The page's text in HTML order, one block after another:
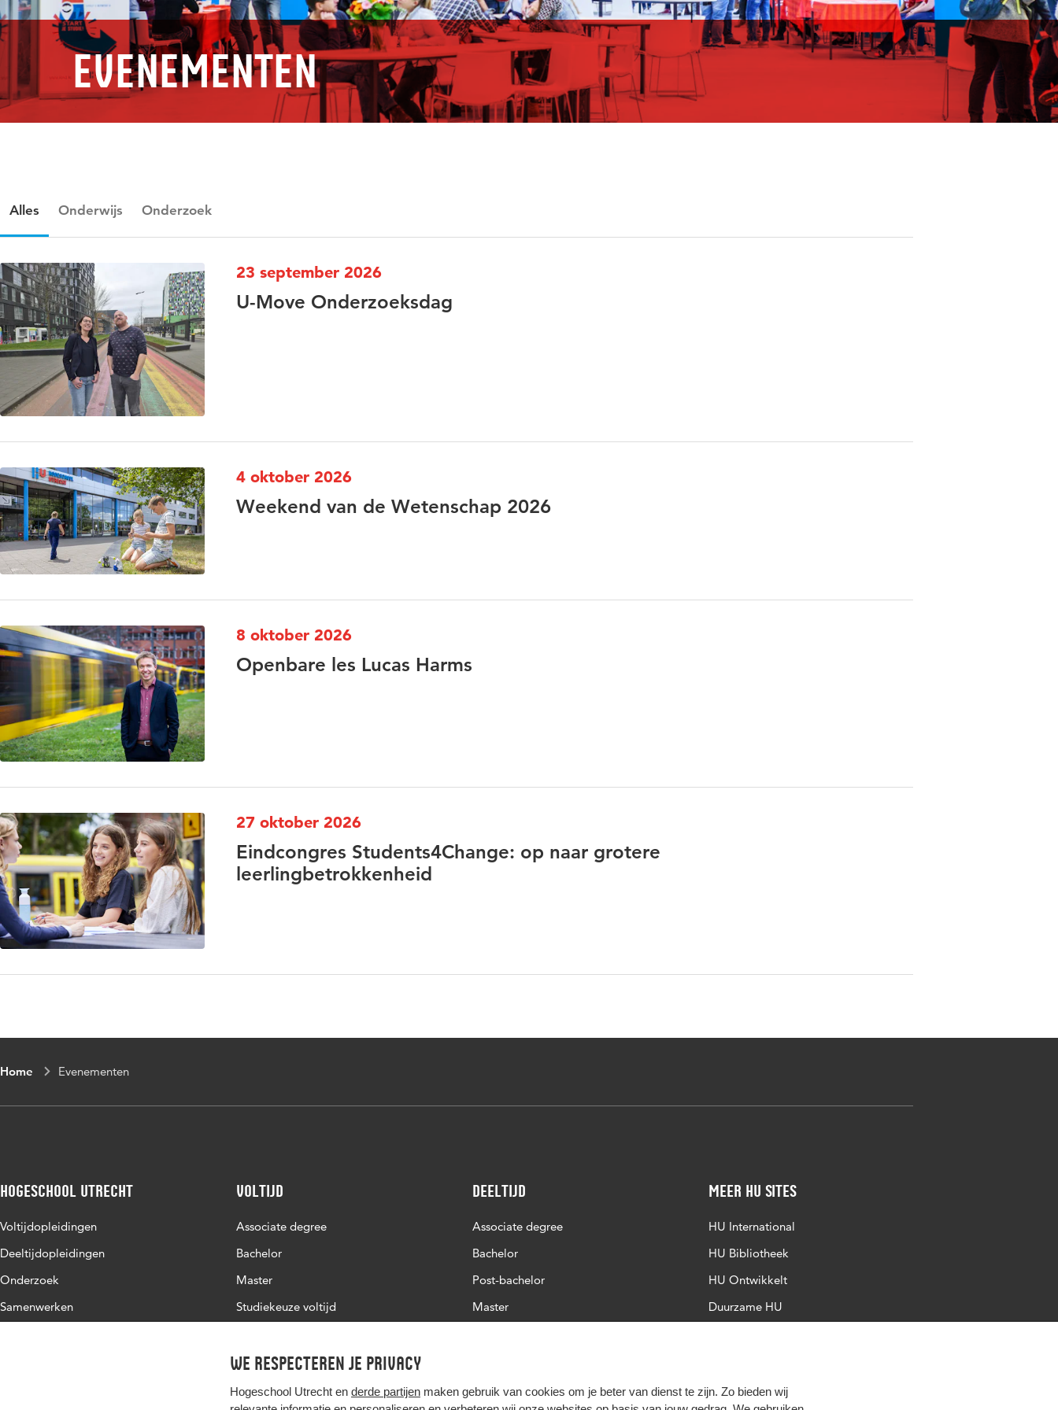
We respecteren je privacy
Hogeschool Utrecht en derde partijen maken gebruik van cookies om je beter van dienst te zijn. Zo bieden wij
Evenementen
Alles Onderwijs Onderzoek
U-Move Onderzoeksdag
23 september 2026
Weekend van de Wetenschap 2026
4 oktober 2026
Openbare les Lucas Harms
8 oktober 2026
Eindcongres Students4Change: op naar grotere
leerlingbetrokkenheid
27 oktober 2026
Home Evenementen
Hogeschool Utrecht
Voltijdopleidingen
Deeltijdopleidingen
Onderzoek
Samenwerken
Voltijd
Associate degree
Bachelor
Master
Studiekeuze voltijd
Deeltijd
Associate degree
Bachelor
Post-bachelor
Master
Meer HU sites
HU International
HU Bibliotheek
HU Ontwikkelt
Duurzame HU